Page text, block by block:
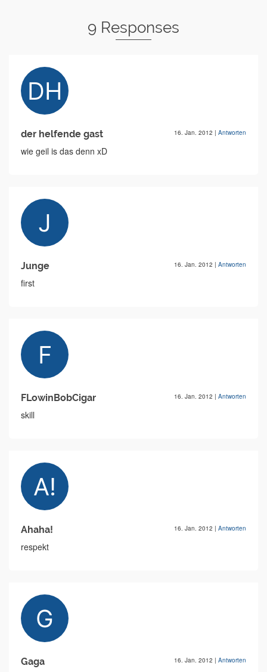
9 Responses
der helfende gast 16. Jan. 2012 | Antworten
wie geil is das denn xD
Junge 16. Jan. 2012 | Antworten
first
FLowinBobCigar 16. Jan. 2012 | Antworten
skill
Ahaha! 16. Jan. 2012 | Antworten
respekt
Gaga 16. Jan. 2012 | Antworten